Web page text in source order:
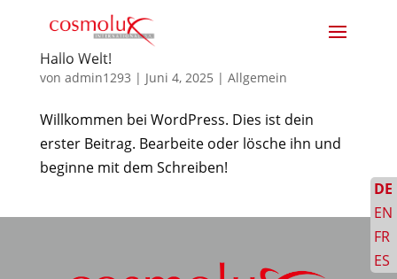
Hallo Welt!
von admin1293 | Juni 4, 2025 | Allgemein
Willkommen bei WordPress. Dies ist dein
erster Beitrag. Bearbeite oder lösche ihn und
beginne mit dem Schreiben!
DE
EN
FR
ES